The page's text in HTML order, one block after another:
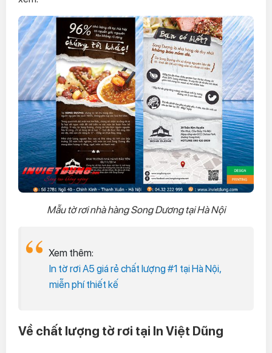
Mẫu tờ rơi nhà hàng Song Dương tại Hà Nội
Xem thêm:
In tờ rơi A5 giá rẻ chất lượng #1 tại Hà Nội,
miễn phí thiết kế
Về chất lượng tờ rơi tại In Việt Dũng